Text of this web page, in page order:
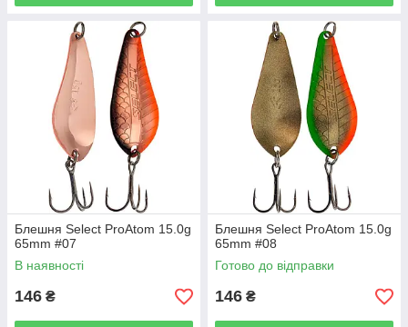
Блешня Select ProAtom 15.0g
65mm #07
В наявності
146 ₴
Блешня Select ProAtom 15.0g
65mm #08
Готово до відправки
146 ₴